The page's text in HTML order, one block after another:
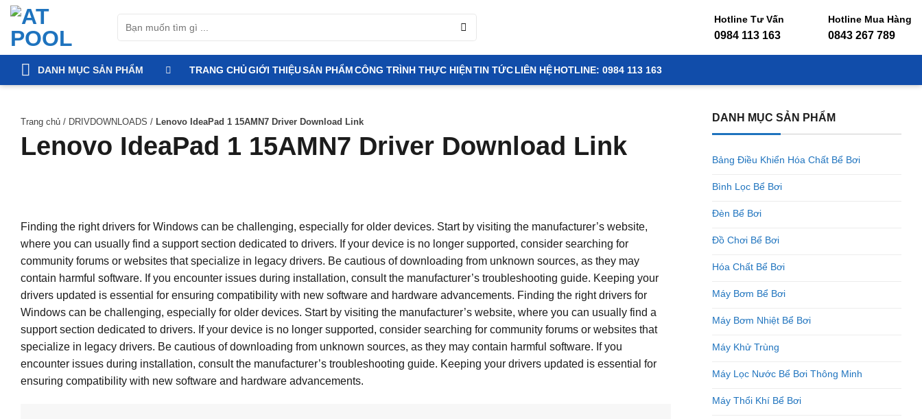
Bỏ
kiếm:
Hotline Tư Vấn
0984 113 163
Hotline Mua Hàng
0843 267 789
DANH MỤC SẢN PHẨM TRANG CHỦGIỚI THIỆUSẢN PHẨMCÔNG TRÌNH THỰC HIỆNTIN TỨCLIÊN HỆHOTLINE: 0984 113 163
Trang chủ / DRIVDOWNLOADS / Lenovo IdeaPad 1 15AMN7 Driver Download Link
Lenovo IdeaPad 1 15AMN7 Driver Download Link
Finding the right drivers for Windows can be challenging, especially for older devices. Start by visiting the manufacturer’s website,
where you can usually find a support section dedicated to drivers. If your device is no longer supported, consider searching for
community forums or websites that specialize in legacy drivers. Be cautious of downloading from unknown sources, as they may
contain harmful software. If you encounter issues during installation, consult the manufacturer’s troubleshooting guide. Keeping your
drivers updated is essential for ensuring compatibility with new software and hardware advancements. Finding the right drivers for
Windows can be challenging, especially for older devices. Start by visiting the manufacturer’s website, where you can usually find a
support section dedicated to drivers. If your device is no longer supported, consider searching for community forums or websites that
specialize in legacy drivers. Be cautious of downloading from unknown sources, as they may contain harmful software. If you
encounter issues during installation, consult the manufacturer’s troubleshooting guide. Keeping your drivers updated is essential for
ensuring compatibility with new software and hardware advancements.
DANH MỤC SẢN PHẨM
Bảng Điều Khiển Hóa Chất Bể Bơi
Bình Lọc Bể Bơi
Đèn Bể Bơi
Đồ Chơi Bể Bơi
Hóa Chất Bể Bơi
Máy Bơm Bể Bơi
Máy Bơm Nhiệt Bể Bơi
Máy Khử Trùng
Máy Lọc Nước Bể Bơi Thông Minh
Máy Thổi Khí Bể Bơi